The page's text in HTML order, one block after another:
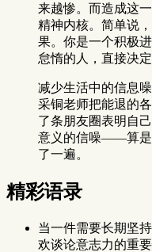
来越惨。而造成这
精神内核。简单说
果。你是一个积极
怠惰的人，直接决
减少生活中的信息
采铜老师把能退的
了条朋友圈表明自
意义的信噪——算是
了一遍。
精彩语录
当一件需要长期坚
欢谈论意志力的重